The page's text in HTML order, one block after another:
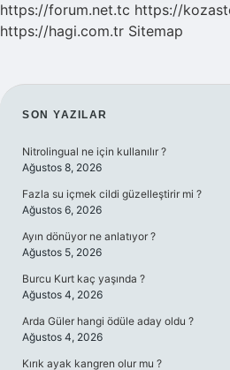
https://forum.net.tc https://
https://hagi.com.tr Sitemap
SIDEBAR
SON YAZILAR
Nitrolingual ne için kullanılır ?
Ağustos 8, 2026
Fazla su içmek cildi güzelleştirir mi ?
Ağustos 6, 2026
Ayın dönüyor ne anlatıyor ?
Ağustos 5, 2026
Burcu Kurt kaç yaşında ?
Ağustos 4, 2026
Arda Güler hangi ödüle aday oldu ?
Ağustos 4, 2026
Kırık ayak kangren olur mu ?